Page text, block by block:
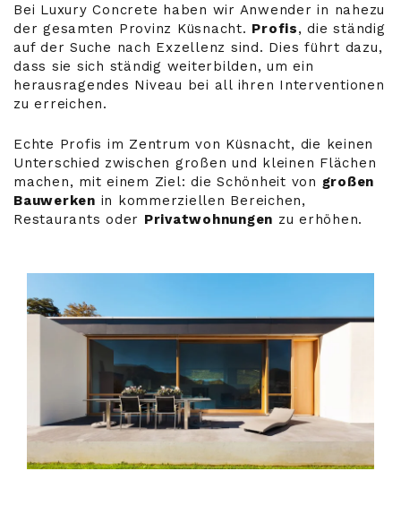
Bei Luxury Concrete haben wir Anwender in nahezu
der gesamten Provinz Küsnacht. Profis, die ständig
auf der Suche nach Exzellenz sind. Dies führt dazu,
dass sie sich ständig weiterbilden, um ein
herausragendes Niveau bei all ihren Interventionen
zu erreichen.
Echte Profis im Zentrum von Küsnacht, die keinen
Unterschied zwischen großen und kleinen Flächen
machen, mit einem Ziel: die Schönheit von großen
Bauwerken in kommerziellen Bereichen,
Restaurants oder Privatwohnungen zu erhöhen.